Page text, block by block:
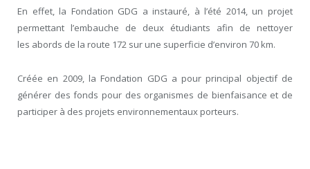
En effet, la Fondation GDG a instauré, à l’été 2014, un projet
permettant l’embauche de deux étudiants afin de nettoyer
les abords de la route 172 sur une superficie d’environ 70 km.
Créée en 2009, la Fondation GDG a pour principal objectif de
générer des fonds pour des organismes de bienfaisance et de
participer à des projets environnementaux porteurs.